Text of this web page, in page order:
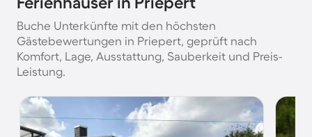
Buche Unterkünfte mit den höchsten
Gästebewertungen in Priepert, geprüft nach
Komfort, Lage, Ausstattung, Sauberkeit und Preis-
Leistung.